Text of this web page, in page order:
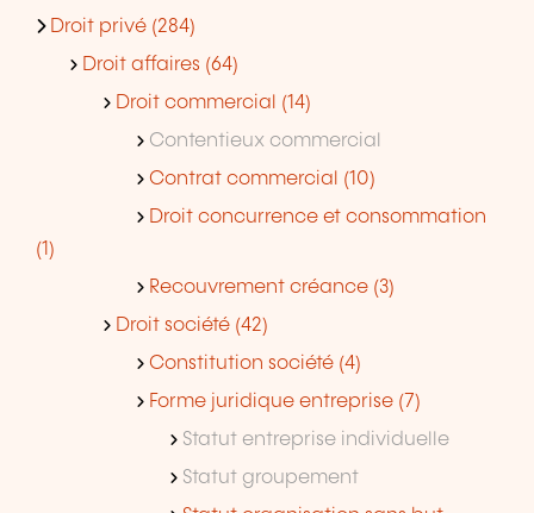
Droit privé (284)
Droit affaires (64)
Droit commercial (14)
Contentieux commercial
Contrat commercial (10)
Droit concurrence et consommation
(1)
Recouvrement créance (3)
Droit société (42)
Constitution société (4)
Forme juridique entreprise (7)
Statut entreprise individuelle
Statut groupement